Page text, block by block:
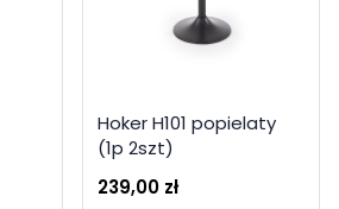
Hoker H101 popielaty
(1p 2szt)
239,00 zł